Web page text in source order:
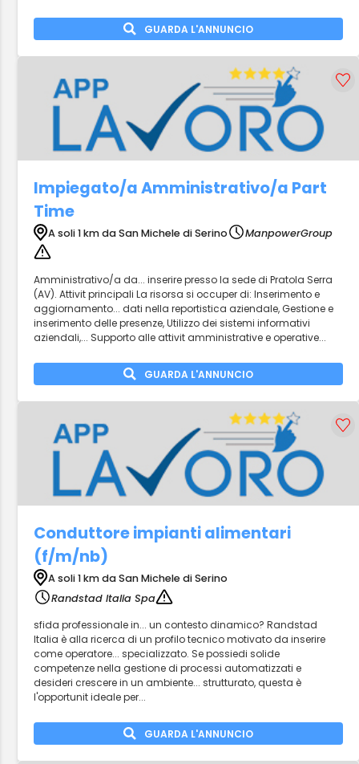
GUARDA L'ANNUNCIO
Impiegato/a Amministrativo/a Part
Time
A soli 1 km da San Michele di Serino ManpowerGroup
Amministrativo/a da... inserire presso la sede di Pratola Serra
(AV). Attivit principali La risorsa si occuper di: Inserimento e
aggiornamento... dati nella reportistica aziendale, Gestione e
inserimento delle presenze, Utilizzo dei sistemi informativi
aziendali,... Supporto alle attivit amministrative e operative...
GUARDA L'ANNUNCIO
Conduttore impianti alimentari
(f/m/nb)
A soli 1 km da San Michele di Serino
Randstad Italia Spa
sfida professionale in... un contesto dinamico? Randstad
Italia è alla ricerca di un profilo tecnico motivato da inserire
come operatore... specializzato. Se possiedi solide
competenze nella gestione di processi automatizzati e
desideri crescere in un ambiente... strutturato, questa è
l'opportunit ideale per...
GUARDA L'ANNUNCIO